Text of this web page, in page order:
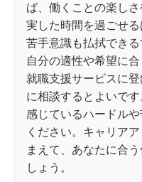
ば、働くことの楽し
実した時間を過ごせ
苦手意識も払拭できる
自分の適性や希望に
就職支援サービスに
に相談するとよいで
感じているハードル
ください。キャリア
まえて、あなたに合
しょう。